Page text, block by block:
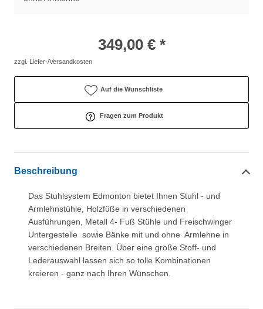
349,00 € *
zzgl. Liefer-/Versandkosten
Auf die Wunschliste
Fragen zum Produkt
Beschreibung
Das Stuhlsystem Edmonton bietet Ihnen Stuhl - und
Armlehnstühle, Holzfüße in verschiedenen
Ausführungen, Metall 4- Fuß Stühle und Freischwinger
Untergestelle sowie Bänke mit und ohne Armlehne in
verschiedenen Breiten. Über eine große Stoff- und
Lederauswahl lassen sich so tolle Kombinationen
kreieren - ganz nach Ihren Wünschen.